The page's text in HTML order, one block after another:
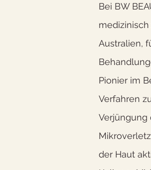
Bei BW
medizinisch
Australien,
Pionier im
Verfahren
Verjüngung
der Haut